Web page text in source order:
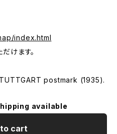
index.html
けます。
postmark (1935).
available
cart